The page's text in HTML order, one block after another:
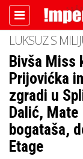
DETEKTOR
IMPERIJAL
IMPERIJAL
LUKSUZ S
Bivša Miss
Prijovićka
zgradi u
Dalić, Mate
bogataša,
Etage